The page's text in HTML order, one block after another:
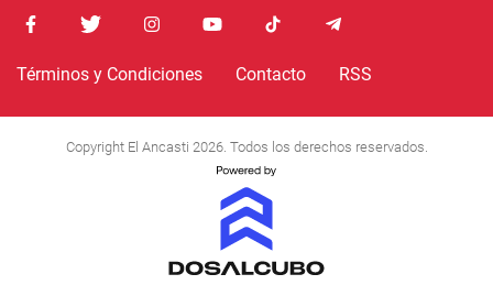
Términos y Condiciones Contacto RSS
Copyright El Ancasti 2026. Todos los derechos reservados.